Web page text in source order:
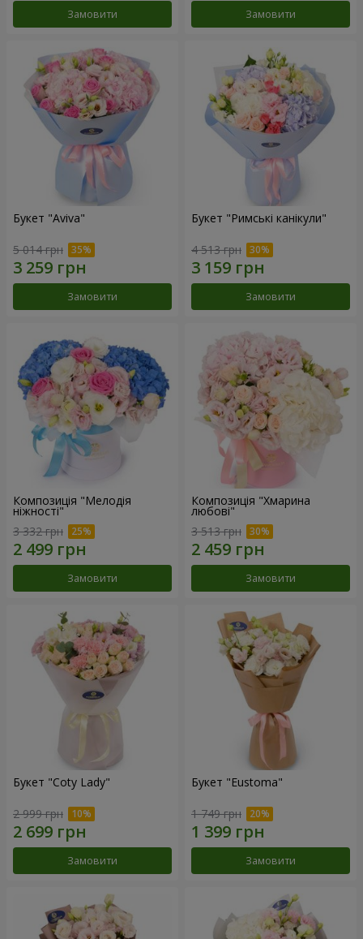
Замовити Замовити
Букет "Aviva"
5 014 грн
Замовити
Букет "Римські канікули"
4 513 грн
Замовити
Композиція "Мелодія
ніжності"
3 332 грн
Замовити
Композиція "Хмарина
любові"
3 513 грн
Замовити
Букет "Coty Lady"
2 999 грн
Замовити
Букет "Eustoma"
1 749 грн
Замовити